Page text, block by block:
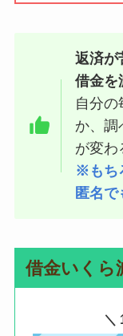
返済が
借金を
自分の
か、調
が変わ
※もち
匿名で
借金いくら
＼